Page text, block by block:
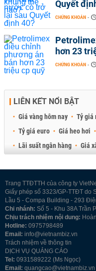
Quyết
CHỨNG KHOÁN -
hơn 23
CHỨNG KHOÁN -
LIÊN KẾT NỔI BẬT
Giá vàng hôm nay Tỷ giá
Tỷ giá euro
Giá heo hơi
Lãi suất ngân hàng
Giá
Trang TTĐTTH của công ty
Giấy phép số 3323/GP-TTĐT do
Lầu 5 - Compa Building - 293
Chi nhánh: Số 5 - Khu 38A Trần
Chịu trách nhiệm nội dung:
Hotline: 0975798489
Email: info@vietnambiz.vn
Trách nhiệm về thông tin
DỊCH VỤ QUẢNG CÁO
Tel: 0931589222 (Ms Ngọc)
Email: quangcao@vietnambiz.vn